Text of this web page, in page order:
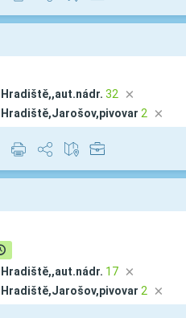
32 D
Hradiště,Jarošov,pivovar 2 D
17 D
Hradiště,Jarošov,pivovar 2 D